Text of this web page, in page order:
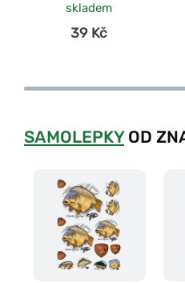
skladem
39 Kč
SAMOLEPKYOD